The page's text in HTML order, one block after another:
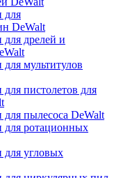
для
DeWalt
дрелей и
мультитулов
пистолетов для
пылесоса DeWalt
для ротационных
угловых